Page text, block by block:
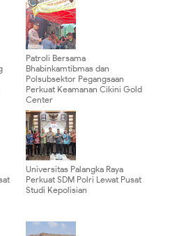
Patroli Bersama
Bhabinkamtibmas dan
Polsubsektor Pegangsaan
Perkuat Keamanan Cikini Gold
Center
Universitas Palangka Raya
Perkuat SDM Polri Lewat Pusat
Studi Kepolisian